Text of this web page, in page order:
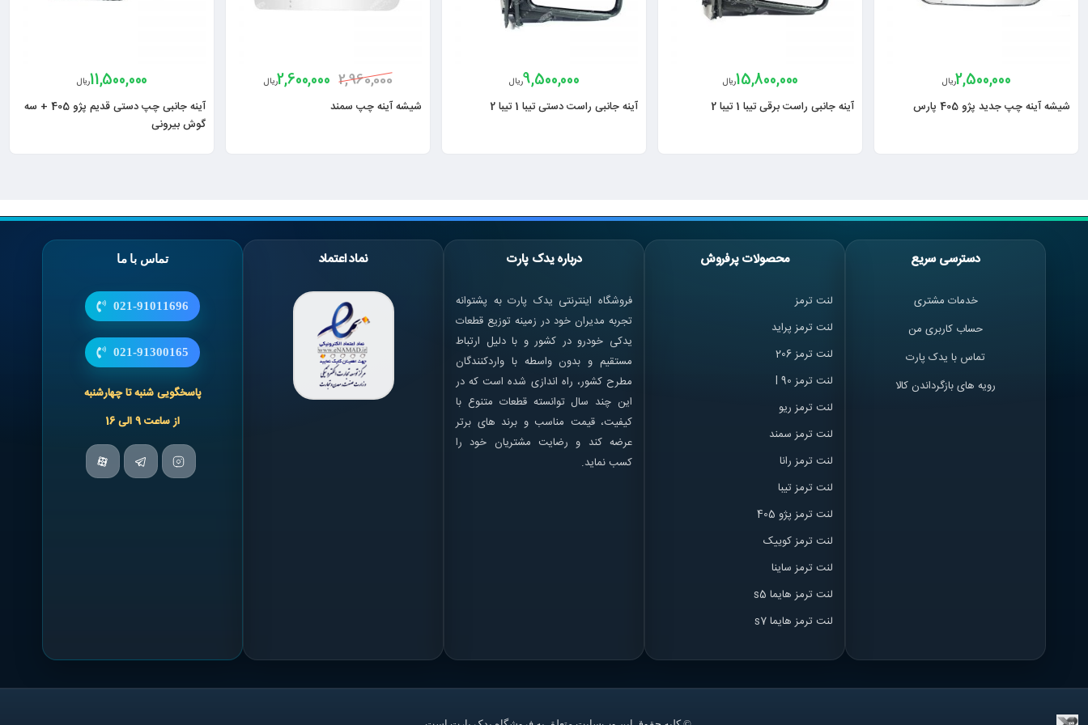
2,500,000ریال
شیشه آینه چپ جدید پژو 405 پارس
15,800,000ریال
آینه جانبی راست برقی تیبا 1 تیبا 2
9,500,000ریال
آینه جانبی راست دستی تیبا 1 تیبا 2
2,960,000
2,600,000ریال
شیشه آینه چپ سمند
11,500,000ریال
آینه جانبی چپ دستی قدیم پژو 405 + سه
گوش بیرونی
دسترسی سریع
خدمات مشتری
حساب کاربری من
تماس با یدک پارت
رویه های بازگرداندن کالا
محصولات پرفروش
لنت ترمز
لنت ترمز پراید
لنت ترمز 206
لنت ترمز l 90
لنت ترمز ریو
لنت ترمز سمند
لنت ترمز رانا
لنت ترمز تیبا
لنت ترمز پژو 405
لنت ترمز کوییک
لنت ترمز ساینا
لنت ترمز هایما s5
لنت ترمز هایما s7
درباره یدک پارت
فروشگاه اینترنتی یدک پارت به پشتوانه
تجربه مدیران خود در زمینه توزیع قطعات
یدکی خودرو در کشور و با دلیل ارتباط
مستقیم و بدون واسطه با واردکنندگان
مطرح کشور، راه اندازی شده است که در
این چند سال توانسته قطعات متنوع با
کیفیت، قیمت مناسب و برند های برتر
عرضه کند و رضایت مشتریان خود را
کسب نماید.
نماد اعتماد تماس با ما
021-91011696
021-91300165
پاسخگویی شنبه تا چهارشنبه
از ساعت 9 الی 16